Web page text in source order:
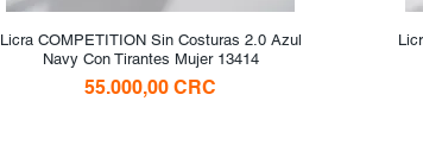
Vista rápida
Licra COMPETITION Sin Costuras 2.0 Azul
Navy Con Tirantes Mujer 13414
Precio
55.000,00 CRC